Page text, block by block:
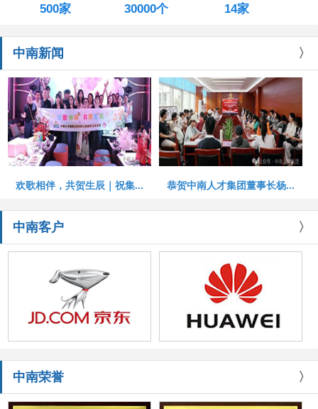
500家 30000个 14家
中南新闻 〉
欢歌相伴，共贺生辰｜祝集... 恭贺中南人才集团董事长杨...
中南客户 〉
中南荣誉 〉